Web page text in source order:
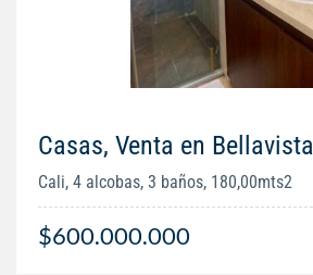
Casas, Venta en Bellavista
Cali, 4 alcobas, 3 baños, 180,00mts2
$600.000.000